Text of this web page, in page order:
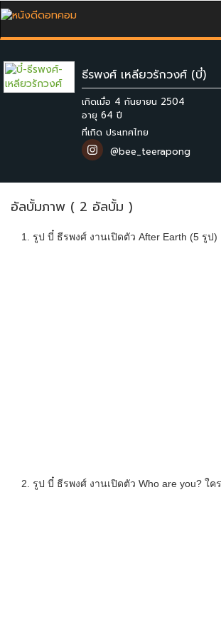
ธีรพงศ์ เหลียวรักวงศ์ (บี๋)
เกิดเมื่อ 4 กันยายน 2504
ที่เกิด ประเทศไทย
@bee_teerapong
อัลบั้มภาพ ( 2 อัลบั้ม )
1. รูป บี๋ ธีรพงศ์ งานเปิดตัว After Earth (5 รูป)
2. รูป บี๋ ธีรพงศ์ งานเปิดตัว Who are you? ใค